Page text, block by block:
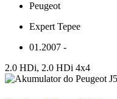
Peugeot
Expert Tepee
01.2007 -
2.0 HDi, 2.0 HDi 4x4